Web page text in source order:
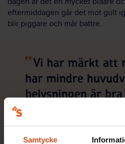
Samtycke
eftermiddagen går det mot gult
blir piggare och mår bättre.
Vi har märkt att
har mindre
belysningen är bra